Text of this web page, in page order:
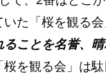
た「桜を観る会
ることを名誉、
を観る会」は